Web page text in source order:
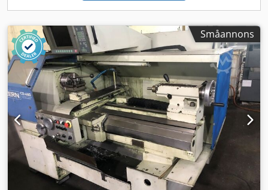
ingår: spånlåda, verktygsväxlare, trebackschuck inkl. 4 x 3
Tc Dts Ah Doa Tillval: 2 x Spännhylsor inkl. hållare, olika
centrumspetsar 4 x olika trebackschuckar, diverse
utbytbara backar till chuck, 8 x borrstångshållare, 10 x
radialverktygshållare höger, 3 x borrchuckar, mjuka
invända backar Vid behov kan transport och lastning, mot
tillägg, organiseras inom hela Europa. Priser exklusive
moms. Visning möjlig efter överenskommelse. Kontakta oss
– vårt team hjälper gärna till! Inbyte eller byte möjliga!
Maskininköp / -försäljning KÖP / FÖRSÄLJNING AV
PRODUKTIONS- OCH METALLBEARBETNINGSMASKINER
M.M. Behöver du en högkvalitativ men prisvärd
metallbearbetningsmaskin för din produktion? Eller vill du
sälja din maskin? För mer information eller
Småannons